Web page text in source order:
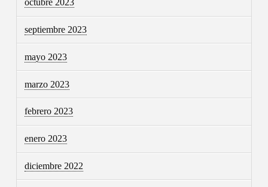
octubre 2023
septiembre 2023
mayo 2023
marzo 2023
febrero 2023
enero 2023
diciembre 2022